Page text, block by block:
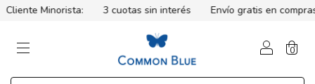
Minorista: 3 cuotas sin interés Envío gratis en compras
0